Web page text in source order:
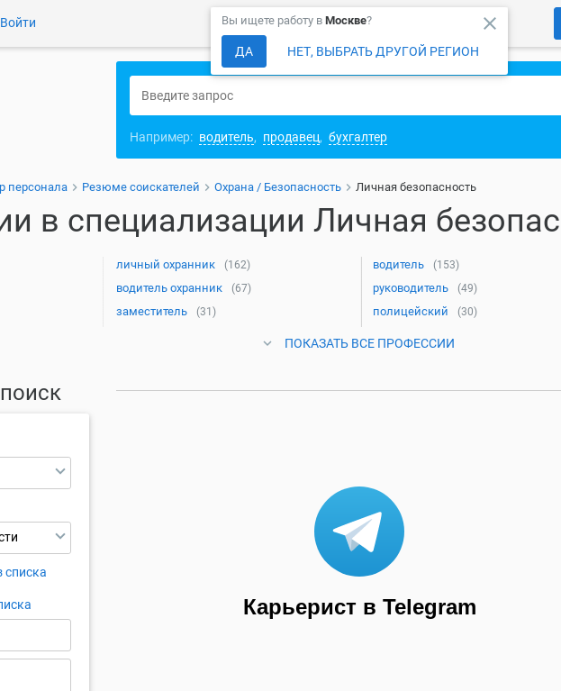
Войти close
Вы ищете работу в Москве?
ДА НЕТ, ВЫБРАТЬ ДРУГОЙ РЕГИОН
Например: водитель, продавец, бухгалтер
персонала Резюме соискателей Охрана / Безопасность Личная безопасность
в специализации Личная
личный охранник (162) водитель (153)
водитель охранник (67) руководитель (49)
заместитель (31) полицейский (30)
ПОКАЗАТЬ ВСЕ ПРОФЕССИИ
Карьерист в Telegram
списка